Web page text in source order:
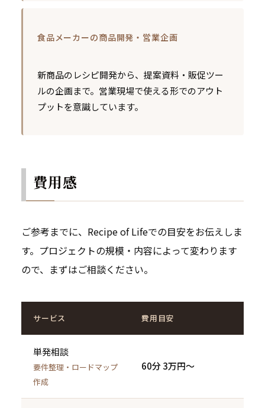
食品メーカーの商品開発・営業企画
新商品のレシピ開発から、提案資料・販促ツー
ルの企画まで。営業現場で使える形でのアウト
プットを意識しています。
費用感
ご参考までに、Recipe of Lifeでの目安をお伝えしま
す。プロジェクトの規模・内容によって変わります
ので、まずはご相談ください。
サービス 費用目安
単発相談
要件整理・ロードマップ
作成
60分 3万円〜